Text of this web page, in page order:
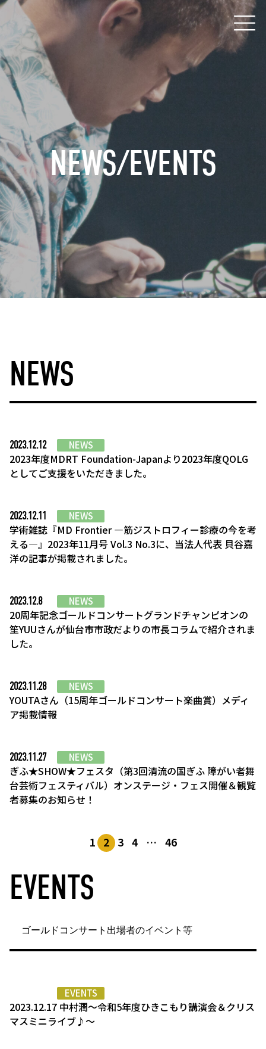
NEWS/EVENTS
NEWS
2023.12.12 NEWS
2023年度MDRT Foundation-Japanより2023年度QOLG
としてご支援をいただきました。
2023.12.11 NEWS
学術雑誌『MD Frontier ―筋ジストロフィー診療の今を考
える―』2023年11月号 Vol.3 No.3に、当法人代表 貝谷嘉
洋の記事が掲載されました。
2023.12.8 NEWS
20周年記念ゴールドコンサートグランドチャンピオンの
笙YUUさんが仙台市市政だよりの市長コラムで紹介されま
した。
2023.11.28 NEWS
YOUTAさん（15周年ゴールドコンサート楽曲賞）メディ
ア掲載情報
2023.11.27 NEWS
ぎふ★SHOW★フェスタ（第3回清流の国ぎふ 障がい者舞
台芸術フェスティバル）オンステージ・フェス開催＆観覧
者募集のお知らせ！
1 2 3 4 … 46
EVENTS
ゴールドコンサート出場者のイベント等
EVENTS
2023.12.17 中村潤～令和5年度ひきこもり講演会＆クリス
マスミニライブ♪～